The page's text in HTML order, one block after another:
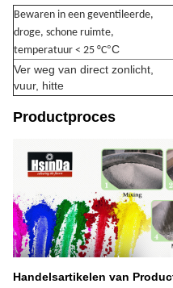
Bewaren in een geventileerde,
droge, schone ruimte,
temperatuur < 25 °C°C
Ver weg van direct zonlicht,
vuur, hitte
Productproces
Handelsartikelen van